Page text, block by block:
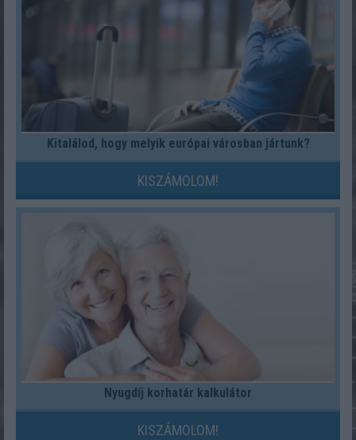
Kitalálod, hogy melyik európai városban jártunk?
KISZÁMOLOM!
Nyugdíj korhatár kalkulátor
KISZÁMOLOM!